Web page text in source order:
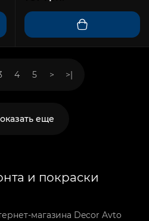
еще
4 5 > >|
и покраски
магазина Decor Avto